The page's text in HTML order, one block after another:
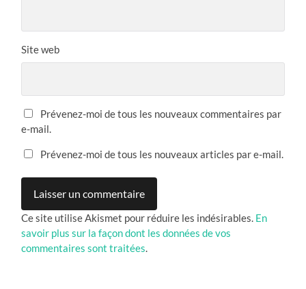
Site web
Prévenez-moi de tous les nouveaux commentaires par
e-mail.
Prévenez-moi de tous les nouveaux articles par e-mail.
Ce site utilise Akismet pour réduire les indésirables. En
savoir plus sur la façon dont les données de vos
commentaires sont traitées.